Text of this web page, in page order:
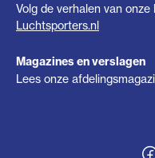
Volg de verhalen van
Luchtsporters.nl
Magazines en verslagen
Lees onze